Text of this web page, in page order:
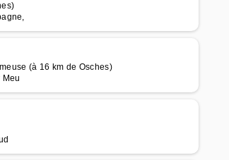
(à 16 km de Osches)